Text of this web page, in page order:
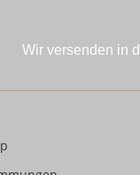
Wir versenden in